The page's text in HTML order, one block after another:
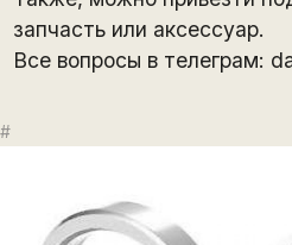
запчасть или аксессуар.
Все вопросы в телеграм:
#